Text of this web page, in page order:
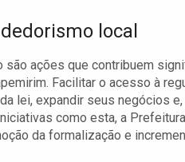
local
ações que contribuem
Facilitar o acesso à
lei, expandir seus negócios
como esta, a
da formalização e